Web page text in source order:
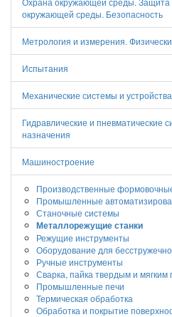
окружающей среды. Безопасность
Метрология и измерения.
Испытания
Механические системы и
Гидравлические и пневматические
назначения
Машиностроение
Производственные
Промышленные
Станочные системы
Металлорежущие станки
Режущие инструменты
Оборудование для
Ручные инструменты
Сварка, пайка твердым и мягким
Промышленные печи
Термическая обработка
Обработка и покрытие